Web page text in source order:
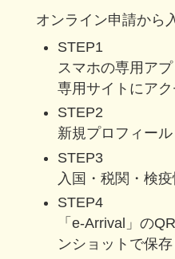
オンライン申請から
STEP1
スマホの専用ア
専用サイトにアク
STEP2
新規プロフィー
STEP3
入国・税関・検
STEP4
「e-Arrival」の
ンショットで保存